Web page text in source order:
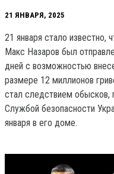
21 ЯНВАРЯ, 2025
21 января стало известно,
Макс Назаров был
дней с возможностью
размере 12 миллионов
стал следствием обысков,
Службой безопасности
января в его доме.